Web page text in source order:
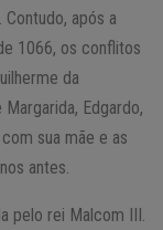
após a
1066, os conflitos
da
Edgardo,
sua mãe e as
antes.
pelo rei Malcom III.